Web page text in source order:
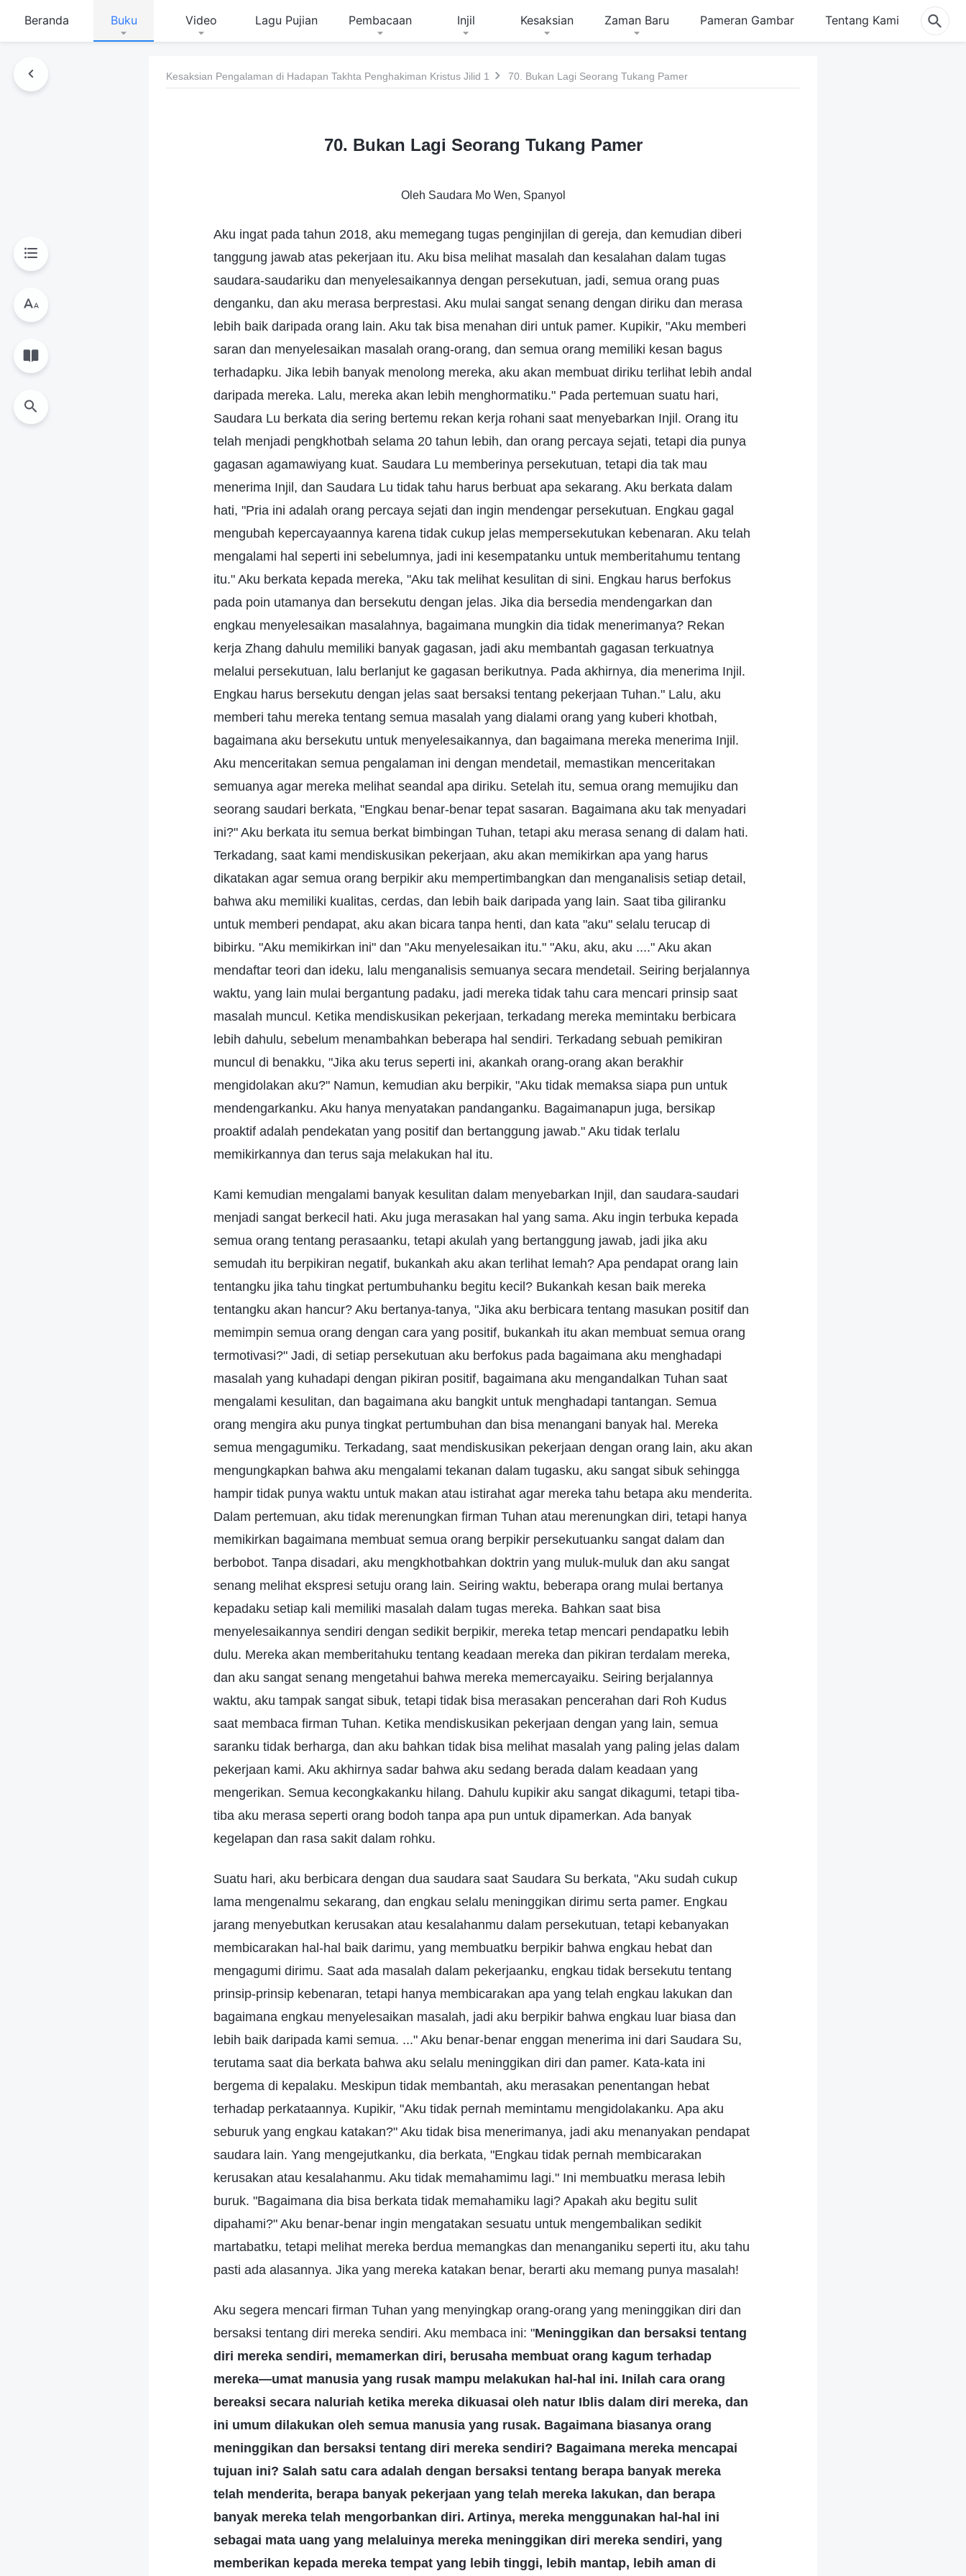
Beranda Buku Video Lagu Pujian Pembacaan Injil Kesaksian Zaman Baru Pameran Gambar Tentang Kami
Kesaksian Pengalaman di Hadapan Takhta Penghakiman Kristus Jilid 1 70. Bukan Lagi Seorang Tukang Pamer
70. Bukan Lagi Seorang Tukang Pamer
Oleh Saudara Mo Wen, Spanyol
Aku ingat pada tahun 2018, aku memegang tugas penginjilan di gereja, dan kemudian diberi
tanggung jawab atas pekerjaan itu. Aku bisa melihat masalah dan kesalahan dalam tugas
saudara-saudariku dan menyelesaikannya dengan persekutuan, jadi, semua orang puas
denganku, dan aku merasa berprestasi. Aku mulai sangat senang dengan diriku dan merasa
lebih baik daripada orang lain. Aku tak bisa menahan diri untuk pamer. Kupikir, "Aku memberi
saran dan menyelesaikan masalah orang-orang, dan semua orang memiliki kesan bagus
terhadapku. Jika lebih banyak menolong mereka, aku akan membuat diriku terlihat lebih andal
daripada mereka. Lalu, mereka akan lebih menghormatiku." Pada pertemuan suatu hari,
Saudara Lu berkata dia sering bertemu rekan kerja rohani saat menyebarkan Injil. Orang itu
telah menjadi pengkhotbah selama 20 tahun lebih, dan orang percaya sejati, tetapi dia punya
gagasan agamawiyang kuat. Saudara Lu memberinya persekutuan, tetapi dia tak mau
menerima Injil, dan Saudara Lu tidak tahu harus berbuat apa sekarang. Aku berkata dalam
hati, "Pria ini adalah orang percaya sejati dan ingin mendengar persekutuan. Engkau gagal
mengubah kepercayaannya karena tidak cukup jelas mempersekutukan kebenaran. Aku telah
mengalami hal seperti ini sebelumnya, jadi ini kesempatanku untuk memberitahumu tentang
itu." Aku berkata kepada mereka, "Aku tak melihat kesulitan di sini. Engkau harus berfokus
pada poin utamanya dan bersekutu dengan jelas. Jika dia bersedia mendengarkan dan
engkau menyelesaikan masalahnya, bagaimana mungkin dia tidak menerimanya? Rekan
kerja Zhang dahulu memiliki banyak gagasan, jadi aku membantah gagasan terkuatnya
melalui persekutuan, lalu berlanjut ke gagasan berikutnya. Pada akhirnya, dia menerima Injil.
Engkau harus bersekutu dengan jelas saat bersaksi tentang pekerjaan Tuhan." Lalu, aku
memberi tahu mereka tentang semua masalah yang dialami orang yang kuberi khotbah,
bagaimana aku bersekutu untuk menyelesaikannya, dan bagaimana mereka menerima Injil.
Aku menceritakan semua pengalaman ini dengan mendetail, memastikan menceritakan
semuanya agar mereka melihat seandal apa diriku. Setelah itu, semua orang memujiku dan
seorang saudari berkata, "Engkau benar-benar tepat sasaran. Bagaimana aku tak menyadari
ini?" Aku berkata itu semua berkat bimbingan Tuhan, tetapi aku merasa senang di dalam hati.
Terkadang, saat kami mendiskusikan pekerjaan, aku akan memikirkan apa yang harus
dikatakan agar semua orang berpikir aku mempertimbangkan dan menganalisis setiap detail,
bahwa aku memiliki kualitas, cerdas, dan lebih baik daripada yang lain. Saat tiba giliranku
untuk memberi pendapat, aku akan bicara tanpa henti, dan kata "aku" selalu terucap di
bibirku. "Aku memikirkan ini" dan "Aku menyelesaikan itu." "Aku, aku, aku ...." Aku akan
mendaftar teori dan ideku, lalu menganalisis semuanya secara mendetail. Seiring berjalannya
waktu, yang lain mulai bergantung padaku, jadi mereka tidak tahu cara mencari prinsip saat
masalah muncul. Ketika mendiskusikan pekerjaan, terkadang mereka memintaku berbicara
lebih dahulu, sebelum menambahkan beberapa hal sendiri. Terkadang sebuah pemikiran
muncul di benakku, "Jika aku terus seperti ini, akankah orang-orang akan berakhir
mengidolakan aku?" Namun, kemudian aku berpikir, "Aku tidak memaksa siapa pun untuk
mendengarkanku. Aku hanya menyatakan pandanganku. Bagaimanapun juga, bersikap
proaktif adalah pendekatan yang positif dan bertanggung jawab." Aku tidak terlalu
memikirkannya dan terus saja melakukan hal itu.
Kami kemudian mengalami banyak kesulitan dalam menyebarkan Injil, dan saudara-saudari
menjadi sangat berkecil hati. Aku juga merasakan hal yang sama. Aku ingin terbuka kepada
semua orang tentang perasaanku, tetapi akulah yang bertanggung jawab, jadi jika aku
semudah itu berpikiran negatif, bukankah aku akan terlihat lemah? Apa pendapat orang lain
tentangku jika tahu tingkat pertumbuhanku begitu kecil? Bukankah kesan baik mereka
tentangku akan hancur? Aku bertanya-tanya, "Jika aku berbicara tentang masukan positif dan
memimpin semua orang dengan cara yang positif, bukankah itu akan membuat semua orang
termotivasi?" Jadi, di setiap persekutuan aku berfokus pada bagaimana aku menghadapi
masalah yang kuhadapi dengan pikiran positif, bagaimana aku mengandalkan Tuhan saat
mengalami kesulitan, dan bagaimana aku bangkit untuk menghadapi tantangan. Semua
orang mengira aku punya tingkat pertumbuhan dan bisa menangani banyak hal. Mereka
semua mengagumiku. Terkadang, saat mendiskusikan pekerjaan dengan orang lain, aku akan
mengungkapkan bahwa aku mengalami tekanan dalam tugasku, aku sangat sibuk sehingga
hampir tidak punya waktu untuk makan atau istirahat agar mereka tahu betapa aku menderita.
Dalam pertemuan, aku tidak merenungkan firman Tuhan atau merenungkan diri, tetapi hanya
memikirkan bagaimana membuat semua orang berpikir persekutuanku sangat dalam dan
berbobot. Tanpa disadari, aku mengkhotbahkan doktrin yang muluk-muluk dan aku sangat
senang melihat ekspresi setuju orang lain. Seiring waktu, beberapa orang mulai bertanya
kepadaku setiap kali memiliki masalah dalam tugas mereka. Bahkan saat bisa
menyelesaikannya sendiri dengan sedikit berpikir, mereka tetap mencari pendapatku lebih
dulu. Mereka akan memberitahuku tentang keadaan mereka dan pikiran terdalam mereka,
dan aku sangat senang mengetahui bahwa mereka memercayaiku. Seiring berjalannya
waktu, aku tampak sangat sibuk, tetapi tidak bisa merasakan pencerahan dari Roh Kudus
saat membaca firman Tuhan. Ketika mendiskusikan pekerjaan dengan yang lain, semua
saranku tidak berharga, dan aku bahkan tidak bisa melihat masalah yang paling jelas dalam
pekerjaan kami. Aku akhirnya sadar bahwa aku sedang berada dalam keadaan yang
mengerikan. Semua kecongkakanku hilang. Dahulu kupikir aku sangat dikagumi, tetapi tiba-
tiba aku merasa seperti orang bodoh tanpa apa pun untuk dipamerkan. Ada banyak
kegelapan dan rasa sakit dalam rohku.
Suatu hari, aku berbicara dengan dua saudara saat Saudara Su berkata, "Aku sudah cukup
lama mengenalmu sekarang, dan engkau selalu meninggikan dirimu serta pamer. Engkau
jarang menyebutkan kerusakan atau kesalahanmu dalam persekutuan, tetapi kebanyakan
membicarakan hal-hal baik darimu, yang membuatku berpikir bahwa engkau hebat dan
mengagumi dirimu. Saat ada masalah dalam pekerjaanku, engkau tidak bersekutu tentang
prinsip-prinsip kebenaran, tetapi hanya membicarakan apa yang telah engkau lakukan dan
bagaimana engkau menyelesaikan masalah, jadi aku berpikir bahwa engkau luar biasa dan
lebih baik daripada kami semua. ..." Aku benar-benar enggan menerima ini dari Saudara Su,
terutama saat dia berkata bahwa aku selalu meninggikan diri dan pamer. Kata-kata ini
bergema di kepalaku. Meskipun tidak membantah, aku merasakan penentangan hebat
terhadap perkataannya. Kupikir, "Aku tidak pernah memintamu mengidolakanku. Apa aku
seburuk yang engkau katakan?" Aku tidak bisa menerimanya, jadi aku menanyakan pendapat
saudara lain. Yang mengejutkanku, dia berkata, "Engkau tidak pernah membicarakan
kerusakan atau kesalahanmu. Aku tidak memahamimu lagi." Ini membuatku merasa lebih
buruk. "Bagaimana dia bisa berkata tidak memahamiku lagi? Apakah aku begitu sulit
dipahami?" Aku benar-benar ingin mengatakan sesuatu untuk mengembalikan sedikit
martabatku, tetapi melihat mereka berdua memangkas dan menanganiku seperti itu, aku tahu
pasti ada alasannya. Jika yang mereka katakan benar, berarti aku memang punya masalah!
Aku segera mencari firman Tuhan yang menyingkap orang-orang yang meninggikan diri dan
bersaksi tentang diri mereka sendiri. Aku membaca ini: "Meninggikan dan bersaksi tentang
diri mereka sendiri, memamerkan diri, berusaha membuat orang kagum terhadap
mereka—umat manusia yang rusak mampu melakukan hal-hal ini. Inilah cara orang
bereaksi secara naluriah ketika mereka dikuasai oleh natur Iblis dalam diri mereka, dan
ini umum dilakukan oleh semua manusia yang rusak. Bagaimana biasanya orang
meninggikan dan bersaksi tentang diri mereka sendiri? Bagaimana mereka mencapai
tujuan ini? Salah satu cara adalah dengan bersaksi tentang berapa banyak mereka
telah menderita, berapa banyak pekerjaan yang telah mereka lakukan, dan berapa
banyak mereka telah mengorbankan diri. Artinya, mereka menggunakan hal-hal ini
sebagai mata uang yang melaluinya mereka meninggikan diri mereka sendiri, yang
memberikan kepada mereka tempat yang lebih tinggi, lebih mantap, lebih aman di